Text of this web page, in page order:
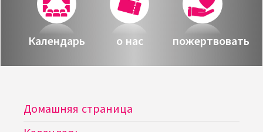
Календарь о нас пожертвовать
Домашняя страница